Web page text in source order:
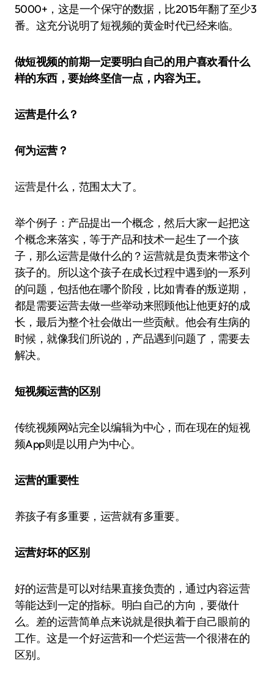
5000+，这是一个保守的数据，比2015年翻了至少3
番。这充分说明了短视频的黄金时代已经来临。
做短视频的前期一定要明白自己的用户喜欢看什么
样的东西，要始终坚信一点，内容为王。
运营是什么？
何为运营？
运营是什么，范围太大了。
举个例子：产品提出一个概念，然后大家一起把这
个概念来落实，等于产品和技术一起生了一个孩
子，那么运营是做什么的？运营就是负责来带这个
孩子的。所以这个孩子在成长过程中遇到的一系列
的问题，包括他在哪个阶段，比如青春的叛逆期，
都是需要运营去做一些举动来照顾他让他更好的成
长，最后为整个社会做出一些贡献。他会有生病的
时候，就像我们所说的，产品遇到问题了，需要去
解决。
短视频运营的区别
传统视频网站完全以编辑为中心，而在现在的短视
频App则是以用户为中心。
运营的重要性
养孩子有多重要，运营就有多重要。
运营好坏的区别
好的运营是可以对结果直接负责的，通过内容运营
等能达到一定的指标。明白自己的方向，要做什
么。差的运营简单点来说就是很执着于自己眼前的
工作。这是一个好运营和一个烂运营一个很潜在的
区别。